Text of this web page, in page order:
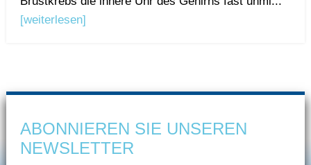
[weiterlesen]
ABONNIEREN SIE UNSEREN
NEWSLETTER